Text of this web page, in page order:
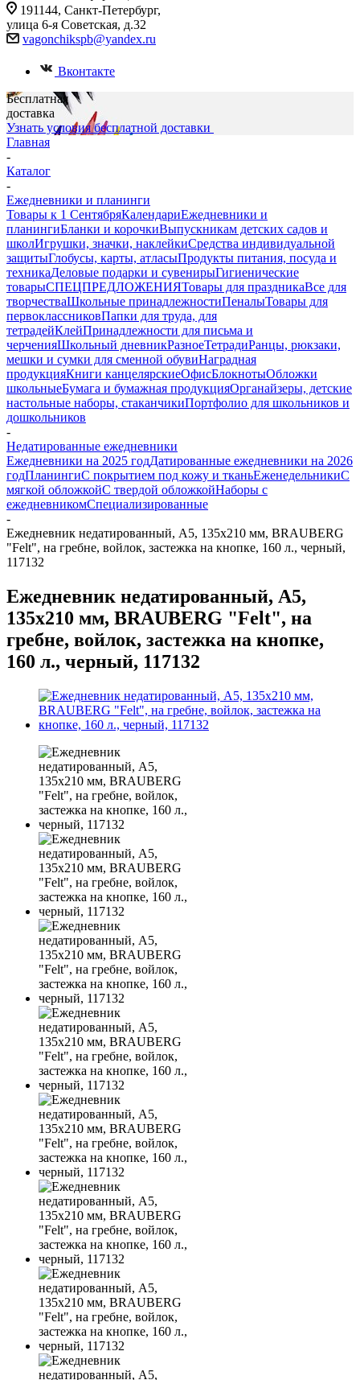
191144, Санкт-Петербург,
улица 6-я Советская, д.32
vagonchikspb@yandex.ru
Вконтакте
Бесплатная
доставка
Узнать условия бесплатной доставки
Главная
-
Каталог
-
Ежедневники и планинги
Товары к 1 СентябряКалендариЕжедневники и
планингиБланки и корочкиВыпускникам детских садов и
школИгрушки, значки, наклейкиСредства индивидуальной
защитыГлобусы, карты, атласыПродукты питания, посуда и
техникаДеловые подарки и сувенирыГигиенические
товарыСПЕЦПРЕДЛОЖЕНИЯТовары для праздникаВсе для
творчестваШкольные принадлежностиПеналыТовары для
первоклассниковПапки для труда, для
тетрадейКлейПринадлежности для письма и
черченияШкольный дневникРазноеТетрадиРанцы, рюкзаки,
мешки и сумки для сменной обувиНаградная
продукцияКниги канцелярскиеОфисБлокнотыОбложки
школьныеБумага и бумажная продукцияОрганайзеры, детские
настольные наборы, стаканчикиПортфолио для школьников и
дошкольников
-
Недатированные ежедневники
Ежедневники на 2025 годДатированные ежедневники на 2026
годПланингиС покрытием под кожу и тканьЕженедельникиС
мягкой обложкойС твердой обложкойНаборы с
ежедневникомСпециализированные
-
Ежедневник недатированный, А5, 135х210 мм, BRAUBERG
"Felt", на гребне, войлок, застежка на кнопке, 160 л., черный,
117132
Ежедневник недатированный, А5,
135х210 мм, BRAUBERG "Felt", на
гребне, войлок, застежка на кнопке,
160 л., черный, 117132